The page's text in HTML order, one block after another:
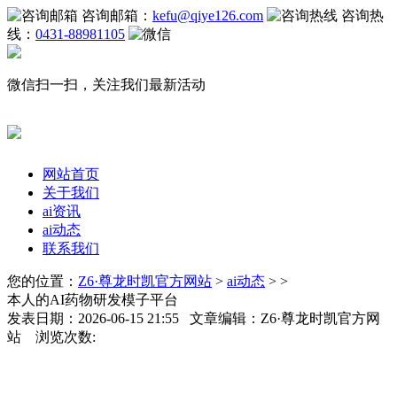
咨询邮箱： kefu@qiye126.com
咨询热
线： 0431-88981105
微信扫一扫，关注我们最新活动
网站首页
关于我们
ai资讯
ai动态
联系我们
您的位置： Z6·尊龙时凯官方网站 > ai动态 > >
本人的AI药物研发模子平台
发表日期：2026-06-15 21:55 文章编辑：Z6·尊龙时凯官方网
站 浏览次数: